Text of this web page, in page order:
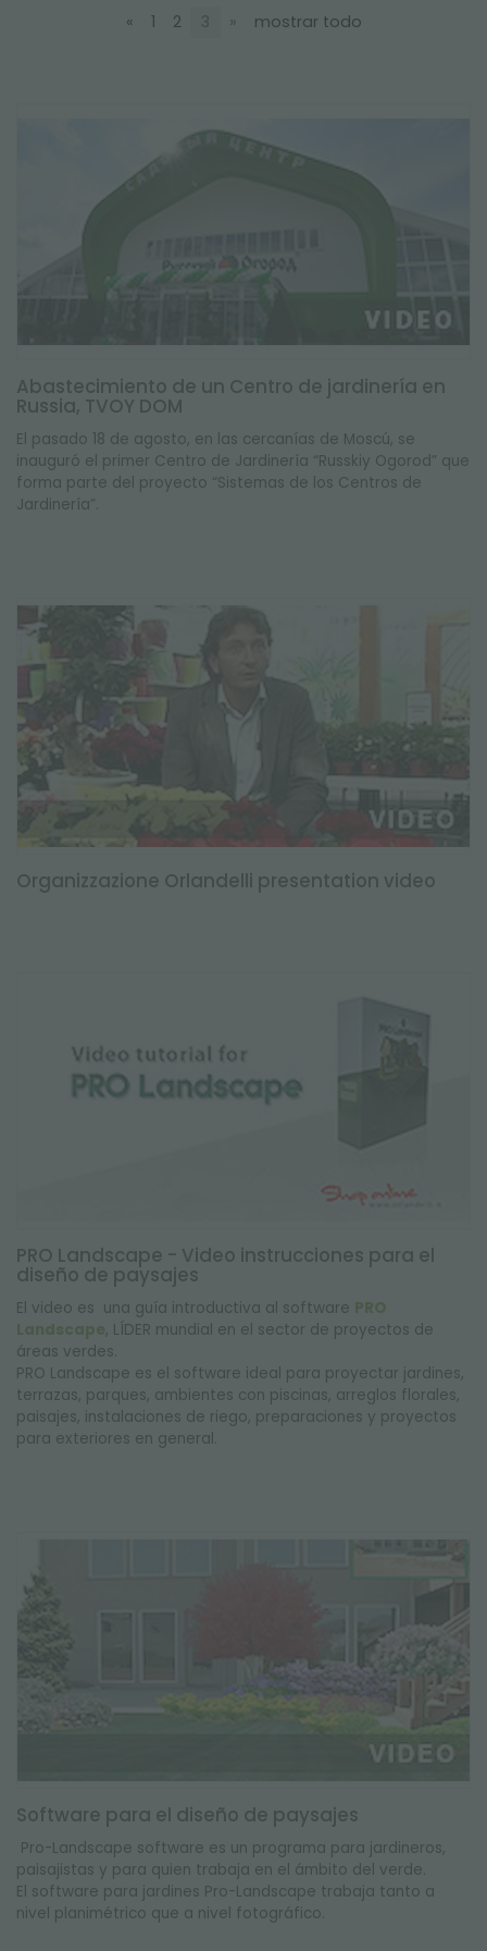
«
1 2 3 » mostrar todo
Abastecimiento de un Centro de jardinería en
Russia, TVOY DOM
El pasado 18 de agosto, en las cercanías de Moscú, se
inauguró el primer Centro de Jardinería “Russkiy Ogorod” que
forma parte del proyecto “Sistemas de los Centros de
Jardinería”.
Organizzazione Orlandelli presentation video
PRO Landscape - Video instrucciones para el
diseño de paysajes
El video es una guía introductiva al software PRO
Landscape, LÍDER mundial en el sector de proyectos de
áreas verdes.
PRO Landscape es el software ideal para proyectar jardines,
terrazas, parques, ambientes con piscinas, arreglos florales,
paisajes, instalaciones de riego, preparaciones y proyectos
para exteriores en general.
Software para el diseño de paysajes
Pro-Landscape software es un programa para jardineros,
paisajistas y para quien trabaja en el ámbito del verde.
El software para jardines Pro-Landscape trabaja tanto a
nivel planimétrico que a nivel fotográfico.